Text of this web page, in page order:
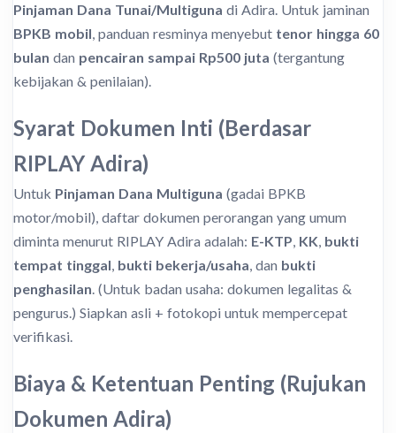
Pinjaman Dana Tunai/Multiguna di Adira. Untuk jaminan
BPKB mobil, panduan resminya menyebut tenor hingga 60
bulan dan pencairan sampai Rp500 juta (tergantung
kebijakan & penilaian).
Syarat Dokumen Inti (Berdasar
RIPLAY Adira)
Untuk Pinjaman Dana Multiguna (gadai BPKB
motor/mobil), daftar dokumen perorangan yang umum
diminta menurut RIPLAY Adira adalah: E-KTP, KK, bukti
tempat tinggal, bukti bekerja/usaha, dan bukti
penghasilan. (Untuk badan usaha: dokumen legalitas &
pengurus.) Siapkan asli + fotokopi untuk mempercepat
verifikasi.
Biaya & Ketentuan Penting (Rujukan
Dokumen Adira)